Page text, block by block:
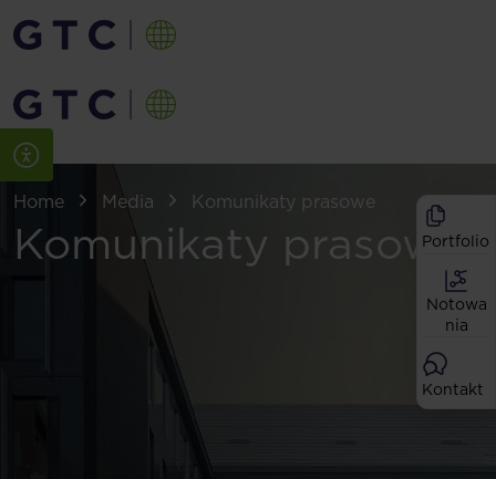
Home Media Komunikaty prasowe
Komunikaty prasowe
Portfolio
Notowa
nia
Kontakt